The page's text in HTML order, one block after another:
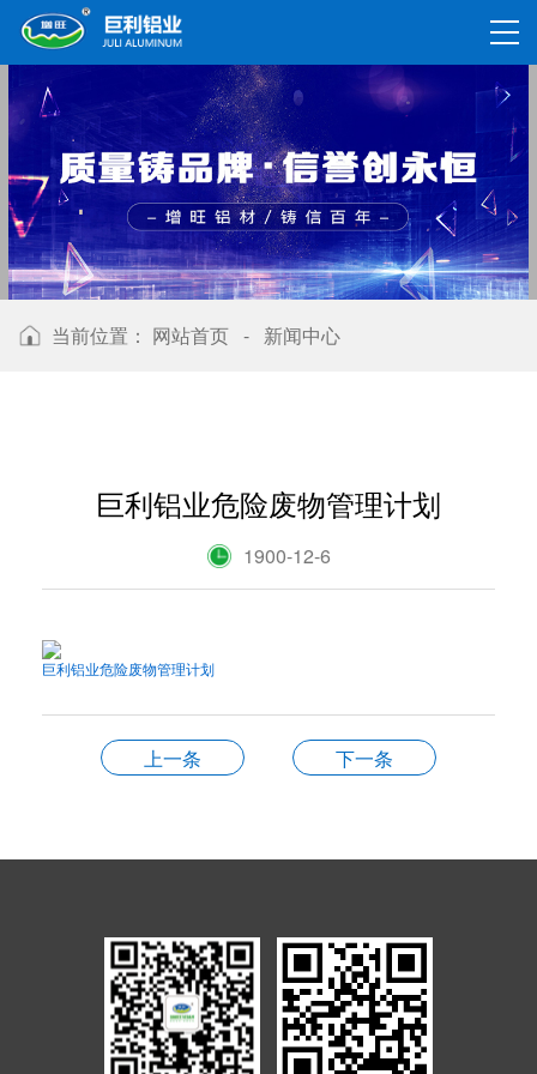
当前位置： 网站首页 - 新闻中心
巨利铝业危险废物管理计划
1900-12-6
巨利铝业危险废物管理计划
上一条 下一条